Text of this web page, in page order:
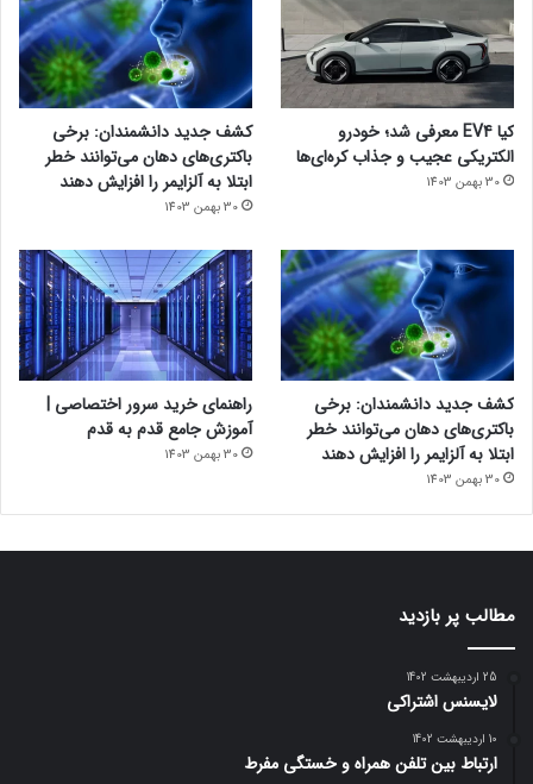
کیا EV4 معرفی شد؛ خودرو
الکتریکی عجیب و جذاب کره‌ای‌ها
30 بهمن 1403
کشف جدید دانشمندان: برخی
باکتری‌های دهان می‌توانند خطر
ابتلا به آلزایمر را افزایش دهند
30 بهمن 1403
کشف جدید دانشمندان: برخی
باکتری‌های دهان می‌توانند خطر
ابتلا به آلزایمر را افزایش دهند
30 بهمن 1403
راهنمای خرید سرور اختصاصی |
آموزش جامع قدم به قدم
30 بهمن 1403
مطالب پر بازدید
25 اردیبهشت 1402
لایسنس اشتراکی
10 اردیبهشت 1402
ارتباط بین تلفن همراه و خستگی مفرط